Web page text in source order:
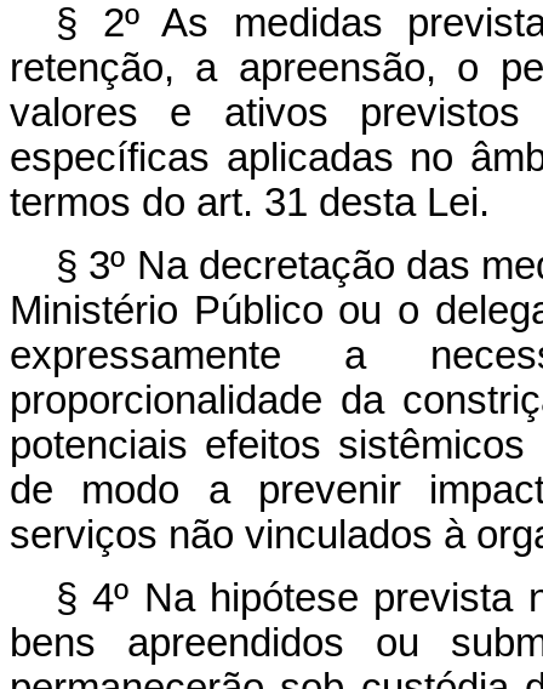
§ 2º As medidas
retenção, a apreensão, o
valores e ativos
específicas aplicadas no
termos do art. 31 desta Lei.
§ 3º Na decretação das
Ministério Público ou o
expressamente a
proporcionalidade da
potenciais efeitos
de modo a prevenir
serviços não vinculados à
§ 4º Na hipótese
bens apreendidos ou